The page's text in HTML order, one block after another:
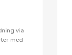
via
med